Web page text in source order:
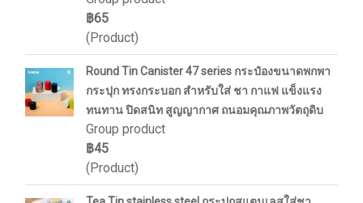
฿65
(Product)
Round Tin Canister 47 series กระป๋องขนาดพกพา
กระปุก ทรงกระบอก สำหรับใส่ ชา กาแฟ แข็งแรง
ทนทาน ปิดสนิท สูญญากาศ ถนอมคุณภาพวัตถุดิบ
Group product
฿45
(Product)